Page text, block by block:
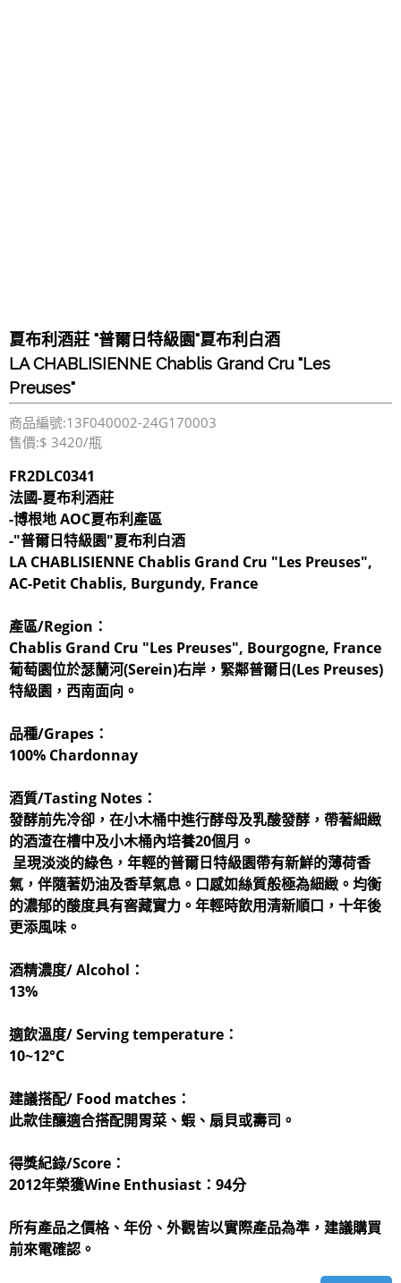
夏布利酒莊 "普爾日特級園"夏布利白酒
LA CHABLISIENNE Chablis Grand Cru "Les
Preuses"
商品編號:13F040002-24G170003
售價:$ 3420/瓶
FR2DLC0341
法國-夏布利酒莊
-博根地 AOC夏布利產區
-"普爾日特級園"夏布利白酒
LA CHABLISIENNE Chablis Grand Cru "Les Preuses",
AC-Petit Chablis, Burgundy, France
產區/Region：
Chablis Grand Cru "Les Preuses", Bourgogne, France
葡萄園位於瑟蘭河(Serein)右岸，緊鄰普爾日(Les Preuses)
特級園，西南面向。
品種/Grapes：
100% Chardonnay
酒質/Tasting Notes：
發酵前先冷卻，在小木桶中進行酵母及乳酸發酵，帶著細緻
的酒渣在槽中及小木桶內培養20個月。
呈現淡淡的綠色，年輕的普爾日特級園帶有新鮮的薄荷香
氣，伴隨著奶油及香草氣息。口感如絲質般極為細緻。均衡
的濃郁的酸度具有窖藏實力。年輕時飲用清新順口，十年後
更添風味。
酒精濃度/ Alcohol：
13%
適飲溫度/ Serving temperature：
10~12°C
建議搭配/ Food matches：
此款佳釀適合搭配開胃菜、蝦、扇貝或壽司。
得獎紀錄/Score：
2012年榮獲Wine Enthusiast：94分
所有產品之價格、年份、外觀皆以實際產品為準，建議購買
前來電確認。